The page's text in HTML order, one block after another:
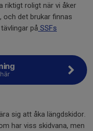
riktigt roligt när vi åker
och det brukar finnas
på SSFs
sig att åka längdskidor.
har viss skidvana, men